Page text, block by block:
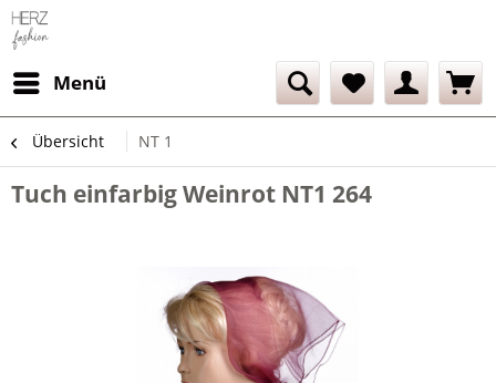
Menü
Übersicht NT 1
Tuch einfarbig Weinrot NT1 264